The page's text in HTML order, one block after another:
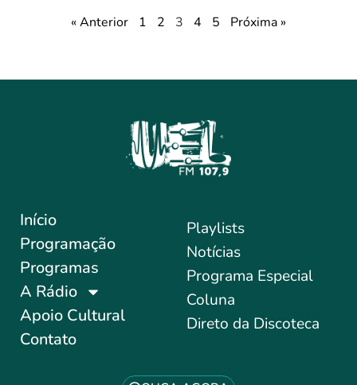
« Anterior 1 2 3 4 5 Próxima »
Início
Programação
Programas
A Rádio
Apoio Cultural
Contato
Playlists
Notícias
Programa Especial
Coluna
Direto da Discoteca